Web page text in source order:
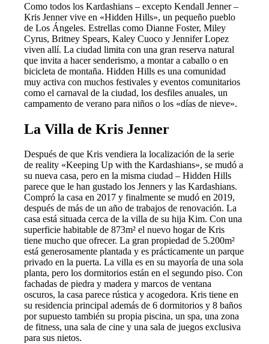
Como todos los Kardashians – excepto Kendall Jenner –
Kris Jenner vive en «Hidden Hills», un pequeño pueblo
de Los Ángeles. Estrellas como Dianne Foster, Miley
Cyrus, Britney Spears, Kaley Cuoco y Jennifer Lopez
viven allí. La ciudad limita con una gran reserva natural
que invita a hacer senderismo, a montar a caballo o en
bicicleta de montaña. Hidden Hills es una comunidad
muy activa con muchos festivales y eventos comunitarios
como el carnaval de la ciudad, los desfiles anuales, un
campamento de verano para niños o los «días de nieve».
La Villa de Kris Jenner
Después de que Kris vendiera la localización de la serie
de reality «Keeping Up with the Kardashians», se mudó a
su nueva casa, pero en la misma ciudad – Hidden Hills
parece que le han gustado los Jenners y las Kardashians.
Compró la casa en 2017 y finalmente se mudó en 2019,
después de más de un año de trabajos de renovación. La
casa está situada cerca de la villa de su hija Kim. Con una
superficie habitable de 873m² el nuevo hogar de Kris
tiene mucho que ofrecer. La gran propiedad de 5.200m²
está generosamente plantada y es prácticamente un parque
privado en la puerta. La villa es en su mayoría de una sola
planta, pero los dormitorios están en el segundo piso. Con
fachadas de piedra y madera y marcos de ventana
oscuros, la casa parece rústica y acogedora. Kris tiene en
su residencia principal además de 6 dormitorios y 8 baños
por supuesto también su propia piscina, un spa, una zona
de fitness, una sala de cine y una sala de juegos exclusiva
para sus nietos.